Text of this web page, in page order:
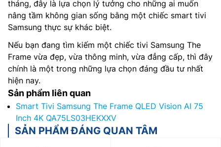
tháng, đây là lựa chọn lý tưởng cho những ai muốn
nâng tầm không gian sống bằng một chiếc smart tivi
Samsung thực sự khác biệt.
Nếu bạn đang tìm kiếm một chiếc tivi Samsung The
Frame vừa đẹp, vừa thông minh, vừa đẳng cấp, thì đây
chính là một trong những lựa chọn đáng đầu tư nhất
hiện nay.
Sản phẩm liên quan
Smart Tivi Samsung The Frame QLED Vision AI 75
Inch 4K QA75LS03HEKXXV
SẢN PHẨM ĐÁNG QUAN TÂM